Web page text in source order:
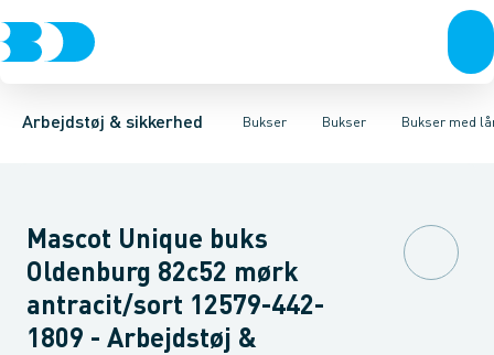
Arbejdstøj & sikkerhed Bukser
Trøjer & t-shirtsBukser Overtøj & huer Undertøj & sokkerSko
Bukser
BukserKnickers & Shorts OverallsKedeldragter Knæskånere
Bukser med
Bukser med hængelommer Bukser med lårlommer
Mascot Unique buks
Oldenburg 82c52 mørk
antracit/sort 12579-442-
1809 - Arbejdstøj &